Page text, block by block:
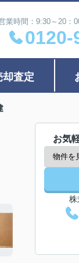
業時間：9:30～20：
0120-
却査定
お気
株